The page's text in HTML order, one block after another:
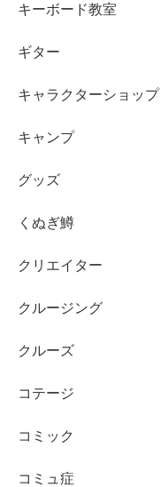
キーボード教室
ギター
キャラクターショップ
キャンプ
グッズ
くぬぎ鱒
クリエイター
クルージング
クルーズ
コテージ
コミック
コミュ症